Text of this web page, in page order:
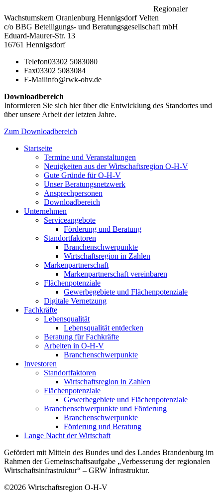
Regionaler
Wachstumskern Oranienburg Hennigsdorf Velten
c/o BBG Beteiligungs- und Beratungsgesellschaft mbH
Eduard-Maurer-Str. 13
16761 Hennigsdorf
Telefon03302 5083080
Fax03302 5083084
E-Mailinfo@rwk-ohv.de
Downloadbereich
Informieren Sie sich hier über die Entwicklung des Standortes und
über unsere Arbeit der letzten Jahre.
Zum Downloadbereich
Startseite
Termine und Veranstaltungen
Neuigkeiten aus der Wirtschaftsregion O-H-V
Gute Gründe für O-H-V
Unser Beratungsnetzwerk
Ansprechpersonen
Downloadbereich
Unternehmen
Serviceangebote
Förderung und Beratung
Standortfaktoren
Branchenschwerpunkte
Wirtschaftsregion in Zahlen
Markenpartnerschaft
Markenpartnerschaft vereinbaren
Flächenpotenziale
Gewerbegebiete und Flächenpotenziale
Digitale Vernetzung
Fachkräfte
Lebensqualität
Lebensqualität entdecken
Beratung für Fachkräfte
Arbeiten in O-H-V
Branchenschwerpunkte
Investoren
Standortfaktoren
Wirtschaftsregion in Zahlen
Flächenpotenziale
Gewerbegebiete und Flächenpotenziale
Branchenschwerpunkte und Förderung
Branchenschwerpunkte
Förderung und Beratung
Lange Nacht der Wirtschaft
Gefördert mit Mitteln des Bundes und des Landes Brandenburg im
Rahmen der Gemeinschaftsaufgabe „Verbesserung der regionalen
Wirtschaftsinfrastruktur“ – GRW Infrastruktur.
©2026 Wirtschaftsregion O-H-V